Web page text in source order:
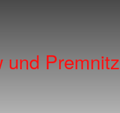
und Premnitz